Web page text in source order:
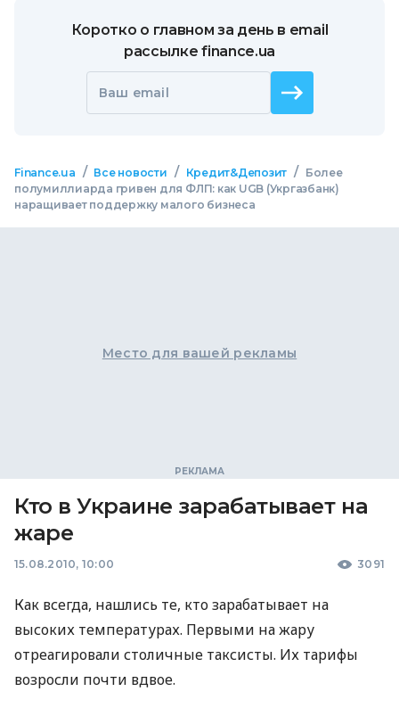
Коротко о главном за день в email
рассылке finance.ua
Ваш email
Finance.ua / Все новости / Кредит&Депозит /
Более
полумиллиарда гривен для ФЛП: как UGB (Укргазбанк)
наращивает поддержку малого бизнеса
Место для вашей рекламы
Кто в Украине зарабатывает на
жаре
15.08.2010, 10:00 3091
Как всегда, нашлись те, кто зарабатывает на
высоких температурах. Первыми на жару
отреагировали столичные таксисты. Их тарифы
возросли почти вдвое.